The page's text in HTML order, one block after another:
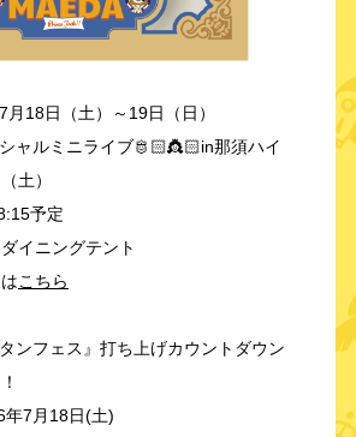
月18日（土）～19日（日）
ャルミニライブ🫅🏻👸🏻in那須ハイ
土）
予定
イニングテント
こちら
ンフェス』打ち上げカウントダウン
年7月18日(土)